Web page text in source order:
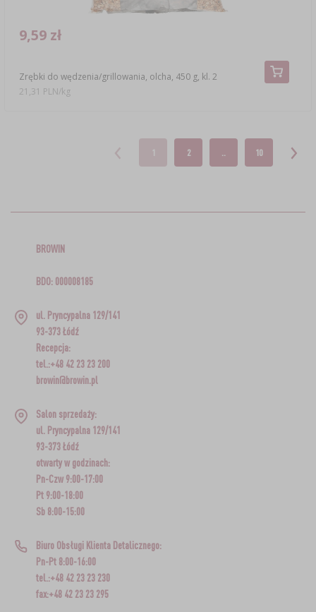
Zrębki do wędzenia/grillowania, olcha, 450 g, kl. 2
9,59 zł
21,31 PLN/kg
1 2 .. 10
BROWIN
BDO: 000008185
ul. Pryncypalna 129/141
93-373 Łódź
Recepcja:
tel.:+48 42 23 23 200
browin@browin.pl
Salon sprzedaży:
ul. Pryncypalna 129/141
93-373 Łódź
otwarty w godzinach:
Pn-Czw 9:00-17:00
Pt 9:00-18:00
Sb 8:00-15:00
Biuro Obsługi Klienta Detalicznego:
Pn-Pt 8:00-16:00
tel.:+48 42 23 23 230
fax:+48 42 23 23 295